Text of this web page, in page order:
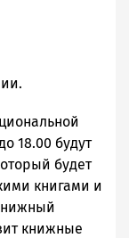
18.00 будут
будет
книгами и
книжные